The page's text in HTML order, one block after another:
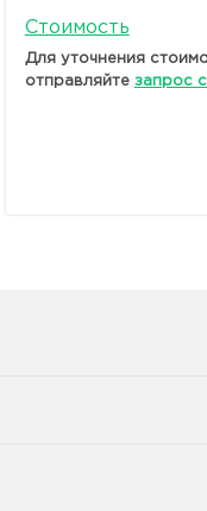
Стоимость
Для уточнения
отправляйте запрос